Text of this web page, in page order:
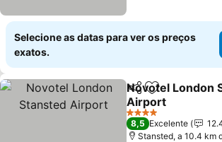
Selecione as datas para ver os preços
exatos.
PartilharAdicionar
Novotel London
Airport
Ver preços
4 Estrelas
8,5 Excelente
Stansted, a 10.4 km